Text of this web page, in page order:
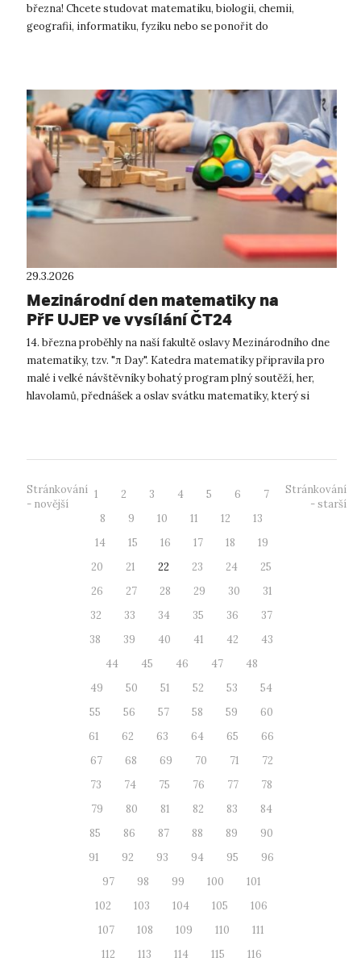
března! Chcete studovat matematiku, biologii, chemii,
geografii, informatiku, fyziku nebo se ponořit do
29.3.2026
Mezinárodní den matematiky na
PřF UJEP ve vysílání ČT24
14. března proběhly na naší fakultě oslavy Mezinárodního dne
matematiky, tzv. "π Day". Katedra matematiky připravila pro
malé i velké návštěvníky bohatý program plný soutěží, her,
hlavolamů, přednášek a oslav svátku matematiky, který si
Stránkování
- novější
1 2 3 4 5 6
7
8
9 10 11 12
13
14
15 16 17 18
19
20
21 22 23 24
25
26
27 28 29 30
31
32
33 34 35 36
37
38
39 40 41 42
43
44
45 46 47
48
49
50 51 52 53
54
55
56 57 58 59
60
61
62 63 64 65
66
67
68 69 70 71
72
73
74 75 76 77
78
79
80 81 82 83
84
85
86 87 88 89
90
91
92 93 94 95
96
97
98 99 100
101
102
103 104 105
106
107
108 109 110
111
112
113 114 115
116
Stránkování
- starší